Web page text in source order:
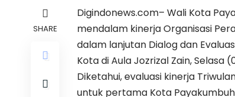
SHARE
Digindonews.com– Wali Kota
mendalam kinerja Organisasi
dalam lanjutan Dialog dan
Kota di Aula Jozrizal Zain, Selasa
Diketahui, evaluasi kinerja
untuk pertama Kota